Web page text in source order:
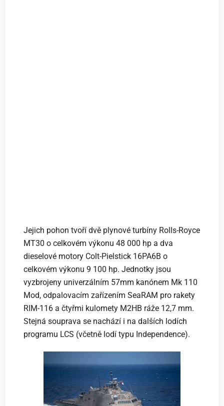
Jejich pohon tvoří dvě plynové turbíny Rolls-Royce
MT30 o celkovém výkonu 48 000 hp a dva
dieselové motory Colt-Pielstick 16PA6B o
celkovém výkonu 9 100 hp. Jednotky jsou
vyzbrojeny univerzálním 57mm kanónem Mk 110
Mod, odpalovacím zařízením SeaRAM pro rakety
RIM-116 a čtyřmi kulomety M2HB ráže 12,7 mm.
Stejná souprava se nachází i na dalších lodích
programu LCS (včetně lodí typu Independence).